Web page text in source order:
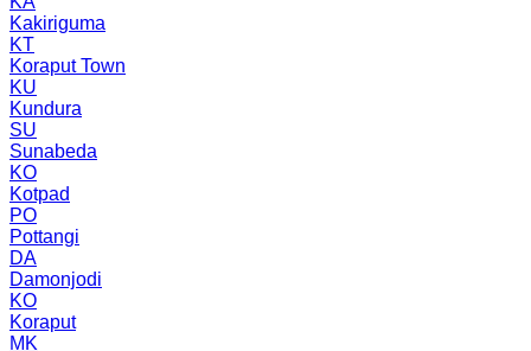
Kakiriguma
KT
Koraput Town
KU
Kundura
SU
Sunabeda
KO
Kotpad
PO
Pottangi
DA
Damonjodi
KO
Koraput
MK